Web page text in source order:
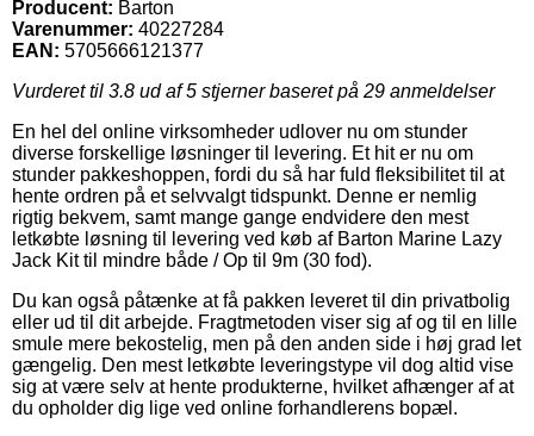
Producent: Barton
Varenummer: 40227284
EAN: 5705666121377
Vurderet til 3.8 ud af 5 stjerner baseret på 29 anmeldelser
En hel del online virksomheder udlover nu om stunder
diverse forskellige løsninger til levering. Et hit er nu om
stunder pakkeshoppen, fordi du så har fuld fleksibilitet til at
hente ordren på et selvvalgt tidspunkt. Denne er nemlig
rigtig bekvem, samt mange gange endvidere den mest
letkøbte løsning til levering ved køb af Barton Marine Lazy
Jack Kit til mindre både / Op til 9m (30 fod).
Du kan også påtænke at få pakken leveret til din privatbolig
eller ud til dit arbejde. Fragtmetoden viser sig af og til en lille
smule mere bekostelig, men på den anden side i høj grad let
gængelig. Den mest letkøbte leveringstype vil dog altid vise
sig at være selv at hente produkterne, hvilket afhænger af at
du opholder dig lige ved online forhandlerens bopæl.